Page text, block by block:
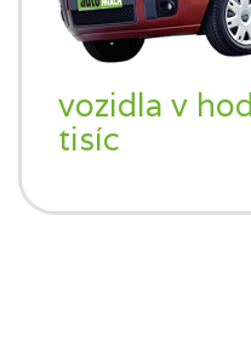
vozidla v
tisíc